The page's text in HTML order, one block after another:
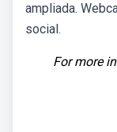
ampliada.
social.
For more